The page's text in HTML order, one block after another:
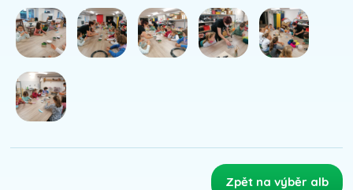
Zpět na výběr alb